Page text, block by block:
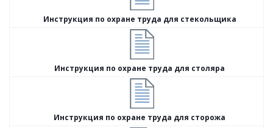
Инструкция по охране труда для стекольщика
Инструкция по охране труда для столяра
Инструкция по охране труда для сторожа